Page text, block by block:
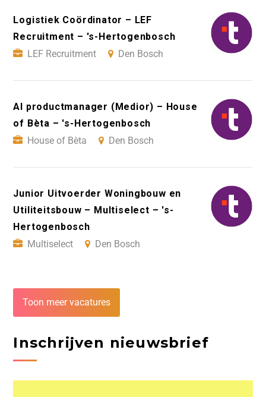
Logistiek Coördinator – LEF
Recruitment – 's-Hertogenbosch
LEF Recruitment
Den Bosch
AI productmanager (Medior) – House
of Bèta – 's-Hertogenbosch
House of Bèta
Den Bosch
Junior Uitvoerder Woningbouw en
Utiliteitsbouw – Multiselect – 's-
Hertogenbosch
Multiselect
Den Bosch
Toon meer vacatures
Inschrijven nieuwsbrief